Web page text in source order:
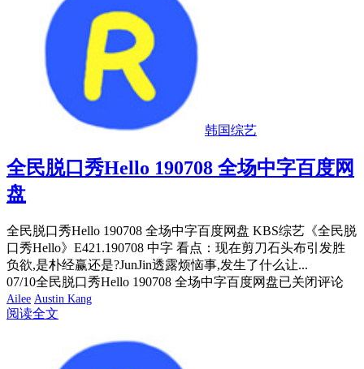
韩国综艺
全民脱口秀Hello 190708 全场中字百度网
盘
全民脱口秀Hello 190708 全场中字百度网盘 KBS综艺《全民脱
口秀Hello》E421.190708 中字 看点：现在剪刀石头布引发胜
负欲,是朴经赢还是?JunJin透露烦恼事,发生了什么让...
07/10全民脱口秀Hello 190708 全场中字百度网盘已关闭评论
Ailee Austin Kang
阅读全文